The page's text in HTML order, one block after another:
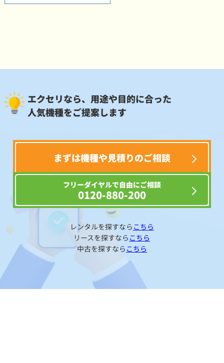
エクセリなら、用途や目的に合った
人気機種をご提案します
まずは機種や見積りのご相談
フリーダイヤルで自由にご相談
0120-880-200
レンタルを探すなら こちら
リースを探すなら こちら
中古を探すなら こちら